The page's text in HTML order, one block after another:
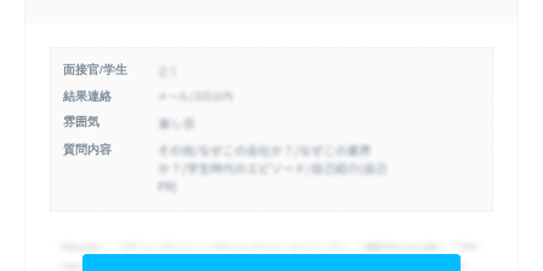
面接官/学生
結果連絡
雰囲気
質問内容